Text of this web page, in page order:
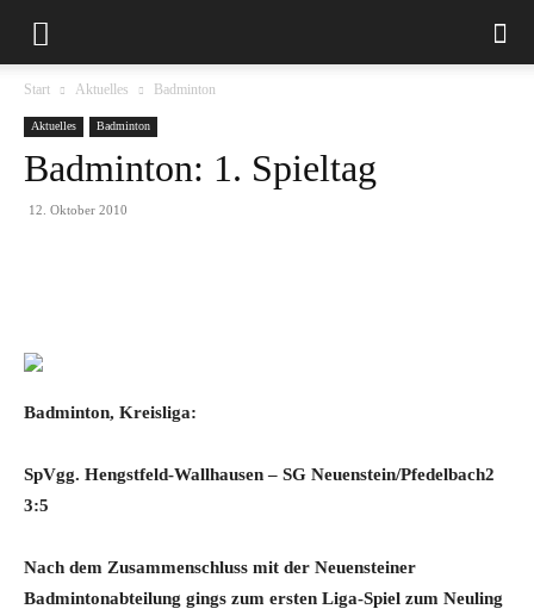
Start Aktuelles Badminton
Aktuelles Badminton
Badminton: 1. Spieltag
12. Oktober 2010
Badminton, Kreisliga:
SpVgg. Hengstfeld-Wallhausen – SG Neuenstein/Pfedelbach2
3:5
Nach dem Zusammenschluss mit der Neuensteiner
Badmintonabteilung gings zum ersten Liga-Spiel zum Neuling